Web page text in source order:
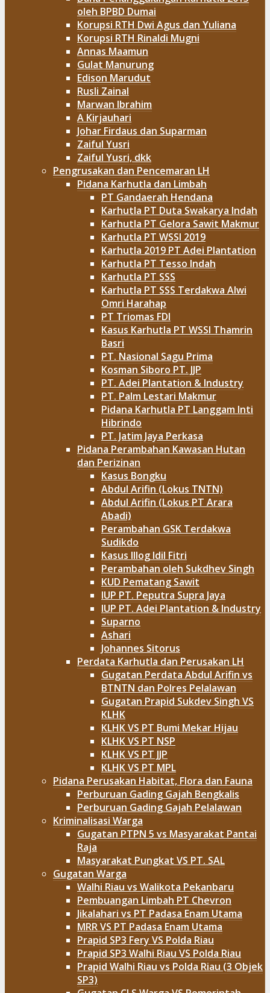
oleh BPBD Dumai
Korupsi RTH Dwi Agus dan Yuliana
Korupsi RTH Rinaldi Mugni
Annas Maamun
Gulat Manurung
Edison Marudut
Rusli Zainal
Marwan Ibrahim
A Kirjauhari
Johar Firdaus dan Suparman
Zaiful Yusri
Zaiful Yusri, dkk
Pengrusakan dan Pencemaran LH
Pidana Karhutla dan Limbah
PT Gandaerah Hendana
Karhutla PT Duta Swakarya Indah
Karhutla PT Gelora Sawit Makmur
Karhutla PT WSSI 2019
Karhutla 2019 PT Adei Plantation
Karhutla PT Tesso Indah
Karhutla PT SSS
Karhutla PT SSS Terdakwa Alwi
Omri Harahap
PT Triomas FDI
Kasus Karhutla PT WSSI Thamrin
Basri
PT. Nasional Sagu Prima
Kosman Siboro PT. JJP
PT. Adei Plantation & Industry
PT. Palm Lestari Makmur
Pidana Karhutla PT Langgam Inti
Hibrindo
PT. Jatim Jaya Perkasa
Pidana Perambahan Kawasan Hutan
dan Perizinan
Kasus Bongku
Abdul Arifin (Lokus TNTN)
Abdul Arifin (Lokus PT Arara
Abadi)
Perambahan GSK Terdakwa
Sudikdo
Kasus Illog Idil Fitri
Perambahan oleh Sukdhev Singh
KUD Pematang Sawit
IUP PT. Peputra Supra Jaya
IUP PT. Adei Plantation & Industry
Suparno
Ashari
Johannes Sitorus
Perdata Karhutla dan Perusakan LH
Gugatan Perdata Abdul Arifin vs
BTNTN dan Polres Pelalawan
Gugatan Prapid Sukdev Singh VS
KLHK
KLHK VS PT Bumi Mekar Hijau
KLHK VS PT NSP
KLHK VS PT JJP
KLHK VS PT MPL
Pidana Perusakan Habitat, Flora dan Fauna
Perburuan Gading Gajah Bengkalis
Perburuan Gading Gajah Pelalawan
Kriminalisasi Warga
Gugatan PTPN 5 vs Masyarakat Pantai
Raja
Masyarakat Pungkat VS PT. SAL
Gugatan Warga
Walhi Riau vs Walikota Pekanbaru
Pembuangan Limbah PT Chevron
Jikalahari vs PT Padasa Enam Utama
MRR VS PT Padasa Enam Utama
Prapid SP3 Fery VS Polda Riau
Prapid SP3 Walhi Riau VS Polda Riau
Prapid Walhi Riau vs Polda Riau (3 Objek
SP3)